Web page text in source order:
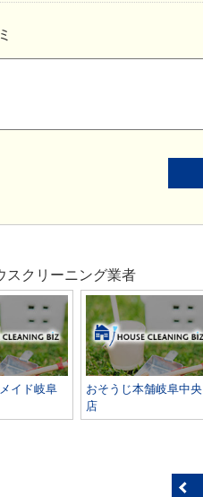
スクリーニング業者
イド岐阜
おそうじ本舗岐阜中央
店